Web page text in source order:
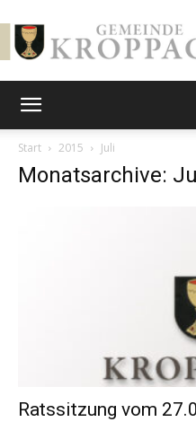
Start 2015 Juli
Monatsarchive:
Ratssitzung vom